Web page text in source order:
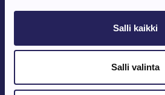
Salli kaikki
Salli valinta
Parkanon Kaupunki